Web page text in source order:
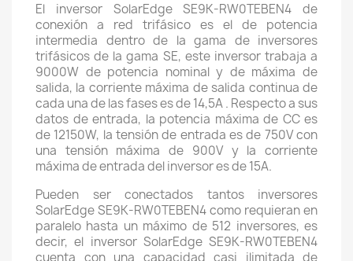
El inversor SolarEdge SE9K-RW0TEBEN4 de
conexión a red trifásico es el de potencia
intermedia dentro de la gama de inversores
trifásicos de la gama SE, este inversor trabaja a
9000W de potencia nominal y de máxima de
salida, la corriente máxima de salida continua de
cada una de las fases es de 14,5A . Respecto a sus
datos de entrada, la potencia máxima de CC es
de 12150W, la tensión de entrada es de 750V con
una tensión máxima de 900V y la corriente
máxima de entrada del inversor es de 15A.
Pueden ser conectados tantos inversores
SolarEdge SE9K-RW0TEBEN4 como requieran en
paralelo hasta un máximo de 512 inversores, es
decir, el inversor SolarEdge SE9K-RW0TEBEN4
cuenta con una capacidad casi ilimitada de